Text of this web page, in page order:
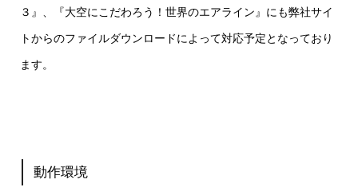
３』、『大空にこだわろう！世界のエアライン』にも弊社サイ
トからのファイルダウンロードによって対応予定となっており
ます。
動作環境